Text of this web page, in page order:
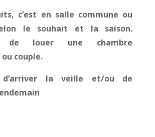
c’est en salle commune ou
le souhait et la saison.
de louer une chambre
couple.
d’arriver la veille et/ou de